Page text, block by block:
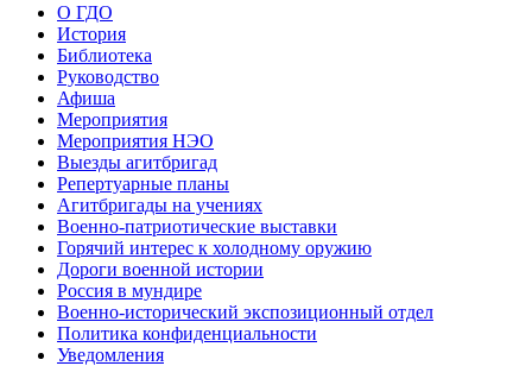
О ГДО
История
Библиотека
Руководство
Афиша
Мероприятия
Мероприятия НЭО
Выезды агитбригад
Репертуарные планы
Агитбригады на учениях
Военно-патриотические выставки
Горячий интерес к холодному оружию
Дороги военной истории
Россия в мундире
Военно-исторический экспозиционный отдел
Политика конфиденциальности
Уведомления